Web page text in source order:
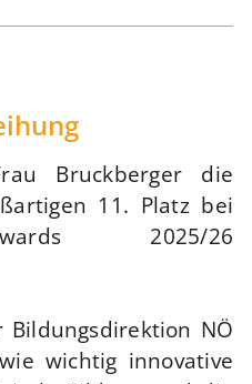
Bruckberger die
11. Platz bei
2025/26
NÖ
wichtig innovative